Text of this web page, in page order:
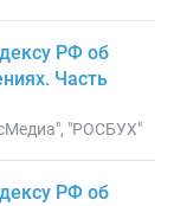
РФ об
Часть
"РОСБУХ"
РФ об